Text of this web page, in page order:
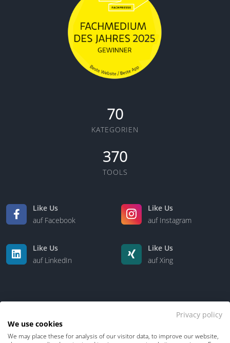
70
KATEGORIEN
370
TOOLS
Like Us
auf Facebook
Like Us
auf Instagram
Like Us
auf LinkedIn
Like Us
auf Xing
Kontakt Über uns
Privacy policy
We use cookies
We may place these for analysis of our visitor data, to improve our website,